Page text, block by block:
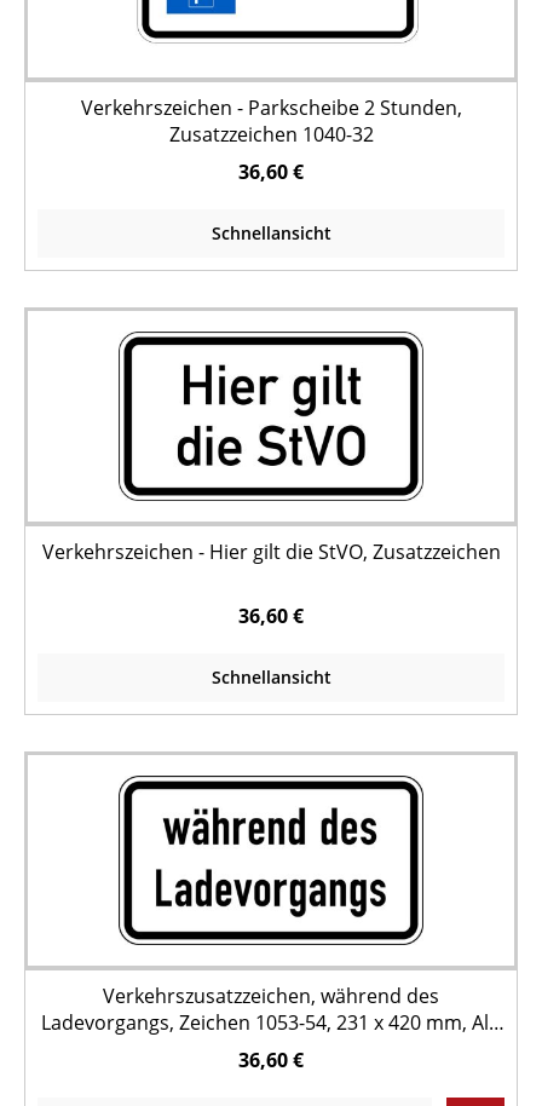
Verkehrszeichen - Parkscheibe 2 Stunden,
Zusatzzeichen 1040-32
36,60 €
Schnellansicht
Verkehrszeichen - Hier gilt die StVO, Zusatzzeichen
36,60 €
Schnellansicht
Verkehrszusatzzeichen, während des
Ladevorgangs, Zeichen 1053-54, 231 x 420 mm, Alu
reflektierend
36,60 €